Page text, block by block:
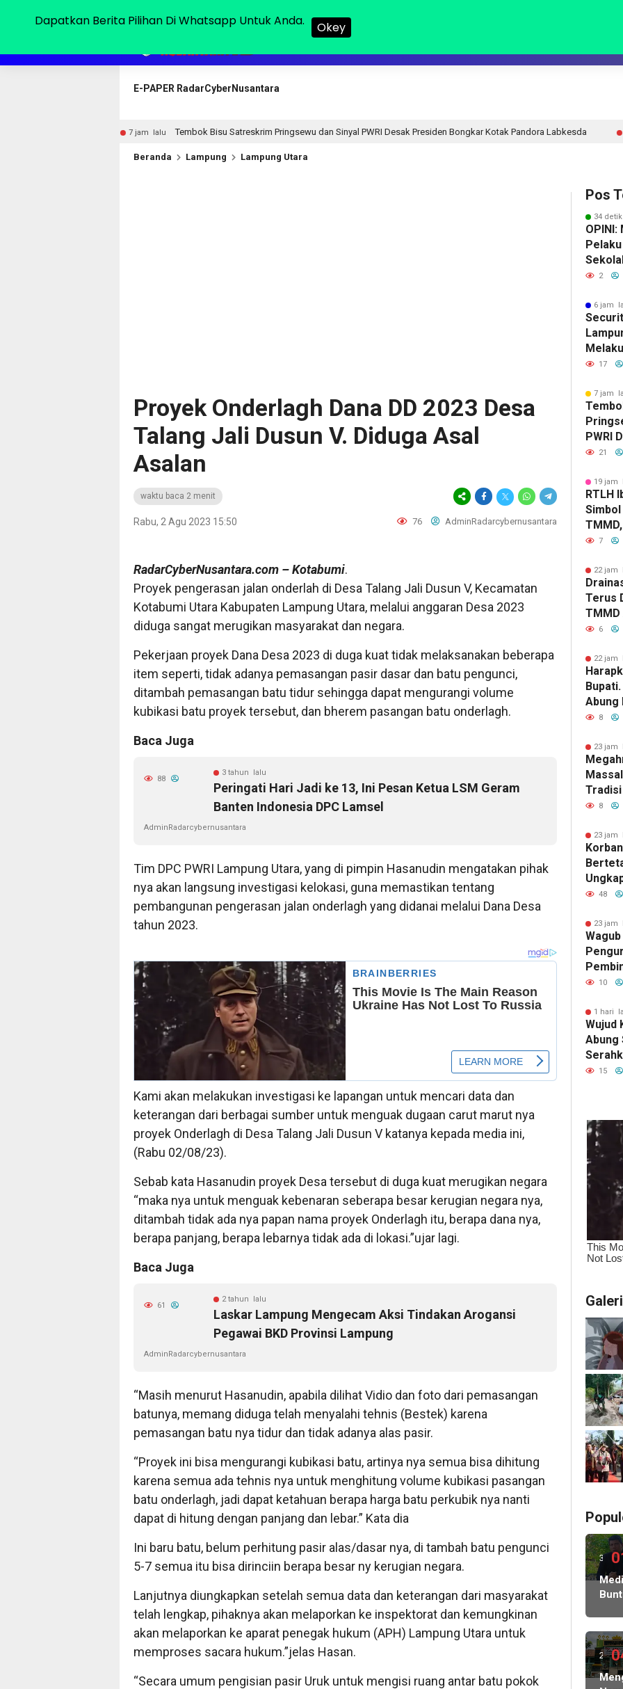
E-PAPER RadarCyberNusantara
Tembok Bisu Satreskrim Pringsewu dan Sinyal PWRI Desak Presiden Bongkar Kotak Pandora Labkesda 19 jam lalu
Beranda Lampung Lampung Utara
Proyek Onderlagh Dana DD 2023 Desa
Talang Jali Dusun V. Diduga Asal
Asalan
waktu baca 2 menit
Rabu, 2 Agu 2023 15:50 76 AdminRadarcybernusantara
RadarCyberNusantara.com – Kotabumi.
Proyek pengerasan jalan onderlah di Desa Talang Jali Dusun V, Kecamatan
Kotabumi Utara Kabupaten Lampung Utara, melalui anggaran Desa 2023
diduga sangat merugikan masyarakat dan negara.
Pekerjaan proyek Dana Desa 2023 di duga kuat tidak melaksanakan beberapa
item seperti, tidak adanya pemasangan pasir dasar dan batu pengunci,
ditambah pemasangan batu tidur sehingga dapat mengurangi volume
kubikasi batu proyek tersebut, dan bherem pasangan batu onderlagh.
Baca Juga
3 tahun lalu
Peringati Hari Jadi ke 13, Ini Pesan Ketua LSM Geram
Banten Indonesia DPC Lamsel
88
AdminRadarcybernusantara
Tim DPC PWRI Lampung Utara, yang di pimpin Hasanudin mengatakan pihak
nya akan langsung investigasi kelokasi, guna memastikan tentang
pembangunan pengerasan jalan onderlagh yang didanai melalui Dana Desa
tahun 2023.
Kami akan melakukan investigasi ke lapangan untuk mencari data dan
keterangan dari berbagai sumber untuk menguak dugaan carut marut nya
proyek Onderlagh di Desa Talang Jali Dusun V katanya kepada media ini,
(Rabu 02/08/23).
Sebab kata Hasanudin proyek Desa tersebut di duga kuat merugikan negara
“maka nya untuk menguak kebenaran seberapa besar kerugian negara nya,
ditambah tidak ada nya papan nama proyek Onderlagh itu, berapa dana nya,
berapa panjang, berapa lebarnya tidak ada di lokasi.”ujar lagi.
Baca Juga
2 tahun lalu
Laskar Lampung Mengecam Aksi Tindakan Arogansi
Pegawai BKD Provinsi Lampung
61
AdminRadarcybernusantara
“Masih menurut Hasanudin, apabila dilihat Vidio dan foto dari pemasangan
batunya, memang diduga telah menyalahi tehnis (Bestek) karena
pemasangan batu nya tidur dan tidak adanya alas pasir.
“Proyek ini bisa mengurangi kubikasi batu, artinya nya semua bisa dihitung
karena semua ada tehnis nya untuk menghitung volume kubikasi pasangan
batu onderlagh, jadi dapat ketahuan berapa harga batu perkubik nya nanti
dapat di hitung dengan panjang dan lebar.” Kata dia
Ini baru batu, belum perhitung pasir alas/dasar nya, di tambah batu pengunci
5-7 semua itu bisa dirinciin berapa besar ny kerugian negara.
Lanjutnya diungkapkan setelah semua data dan keterangan dari masyarakat
telah lengkap, pihaknya akan melaporkan ke inspektorat dan kemungkinan
akan melaporkan ke aparat penegak hukum (APH) Lampung Utara untuk
memproses sacara hukum.”jelas Hasan.
“Secara umum pengisian pasir Uruk untuk mengisi ruang antar batu pokok
Pos
34
OPINI:
2
6 jam
17
7 jam
PWRI
21
19 jam
RTLH
7
22 jam
Terus
6
22 jam
Abung
Gubuk
8
23 jam
8
23 jam
48
23 jam
Raden
10
1 hari
Wujud
Abung
Tinjau
15
3
lalu
Juta
2
Dapatkan Berita Pilihan Di Whatsapp Untuk Anda. Okey